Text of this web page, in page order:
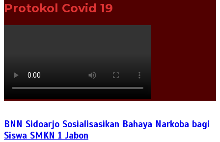
Protokol Covid 19
BNN Sidoarjo Sosialisasikan Bahaya Narkoba bagi
Siswa SMKN 1 Jabon